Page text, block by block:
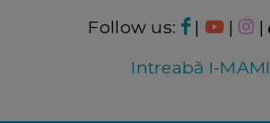
Follow us: | | |
Intreabă I-MAMI